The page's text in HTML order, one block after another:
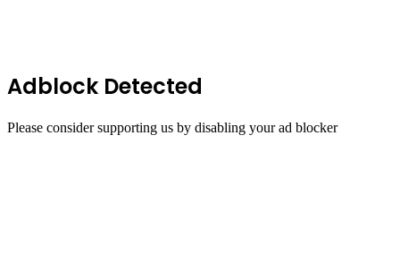
Adblock Detected
Please consider supporting us by disabling your ad blocker